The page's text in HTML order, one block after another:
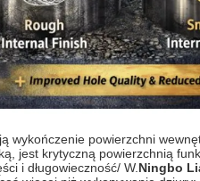
wykończenie powierzchni
jest krytyczną powierzchnią
i długowieczność/ W. Ningbo